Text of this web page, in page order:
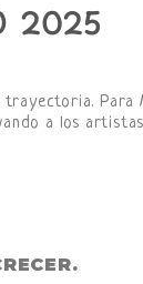
2025
trayectoria. Para
a los